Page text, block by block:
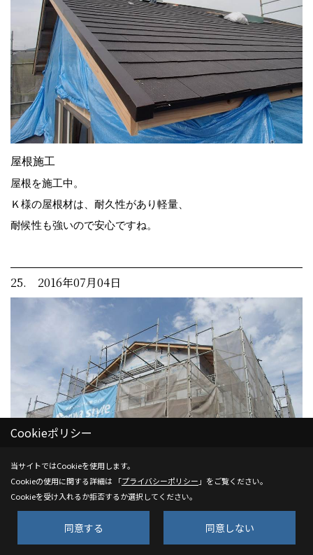
屋根施工
屋根を施工中。
Ｋ様の屋根材は、耐久性があり軽量、
耐候性も強いので安心ですね。
25. 2016年07月04日
外部状況②
Cookieポリシー
当サイトではCookieを使用します。
Cookieの使用に関する詳細は 「プライバシーポリシー 」をご覧ください。
Cookieを受け入れるか拒否するか選択してください。
同意する 同意しない